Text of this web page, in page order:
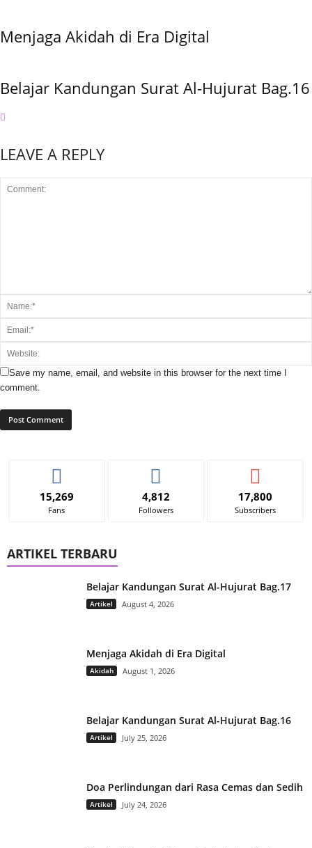
Menjaga Akidah di Era Digital
Belajar Kandungan Surat Al-Hujurat Bag.16
LEAVE A REPLY
Save my name, email, and website in this browser for the next time I
comment.
15,269
Fans
4,812
Followers
17,800
Subscribers
ARTIKEL TERBARU
Belajar Kandungan Surat Al-Hujurat Bag.17
Artikel August 4, 2026
Menjaga Akidah di Era Digital
Akidah August 1, 2026
Belajar Kandungan Surat Al-Hujurat Bag.16
Artikel July 25, 2026
Doa Perlindungan dari Rasa Cemas dan Sedih
Artikel July 24, 2026